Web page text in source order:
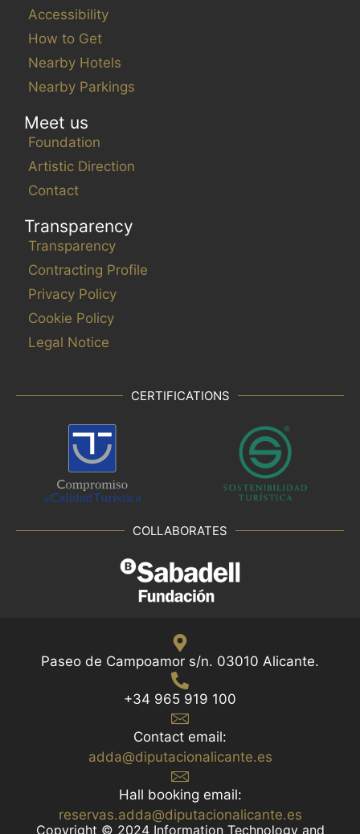
Accessibility
How to Get
Nearby Hotels
Nearby Parkings
Meet us
Foundation
Artistic Direction
Contact
Transparency
Transparency
Contracting Profile
Privacy Policy
Cookie Policy
Legal Notice
CERTIFICATIONS
COLLABORATES
Paseo de Campoamor s/n. 03010 Alicante.
+34 965 919 100
Contact email:
adda@diputacionalicante.es
Hall booking email:
reservas.adda@diputacionalicante.es
Copyright © 2024 Information Technology and